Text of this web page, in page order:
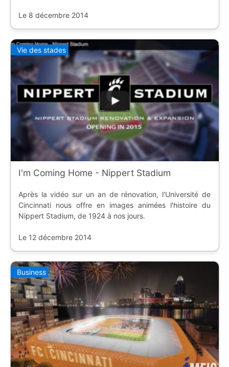
Le 8 décembre 2014
Vie des stades
I'm Coming Home - Nippert Stadium
Après la vidéo sur un an de rénovation, l'Université de
Cincinnati nous offre en images animées l'histoire du
Nippert Stadium, de 1924 à nos jours.
Le 12 décembre 2014
Business